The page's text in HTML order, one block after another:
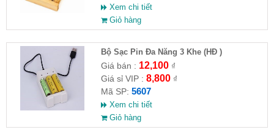
Xem chi tiết
Giỏ hàng
Bộ Sạc Pin Đa Năng 3 Khe (HĐ )
Giá bán : 12,100₫
Giá sỉ VIP : 8,800₫
Mã SP: 5607
Xem chi tiết
Giỏ hàng